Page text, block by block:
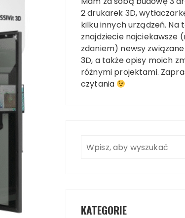
2 drukarek 3D,
kilku innych urządzeń. Na
znajdziecie najciekawsze
zdaniem) newsy
3D, a także opisy moich
różnymi projektami.
czytania
KATEGORIE